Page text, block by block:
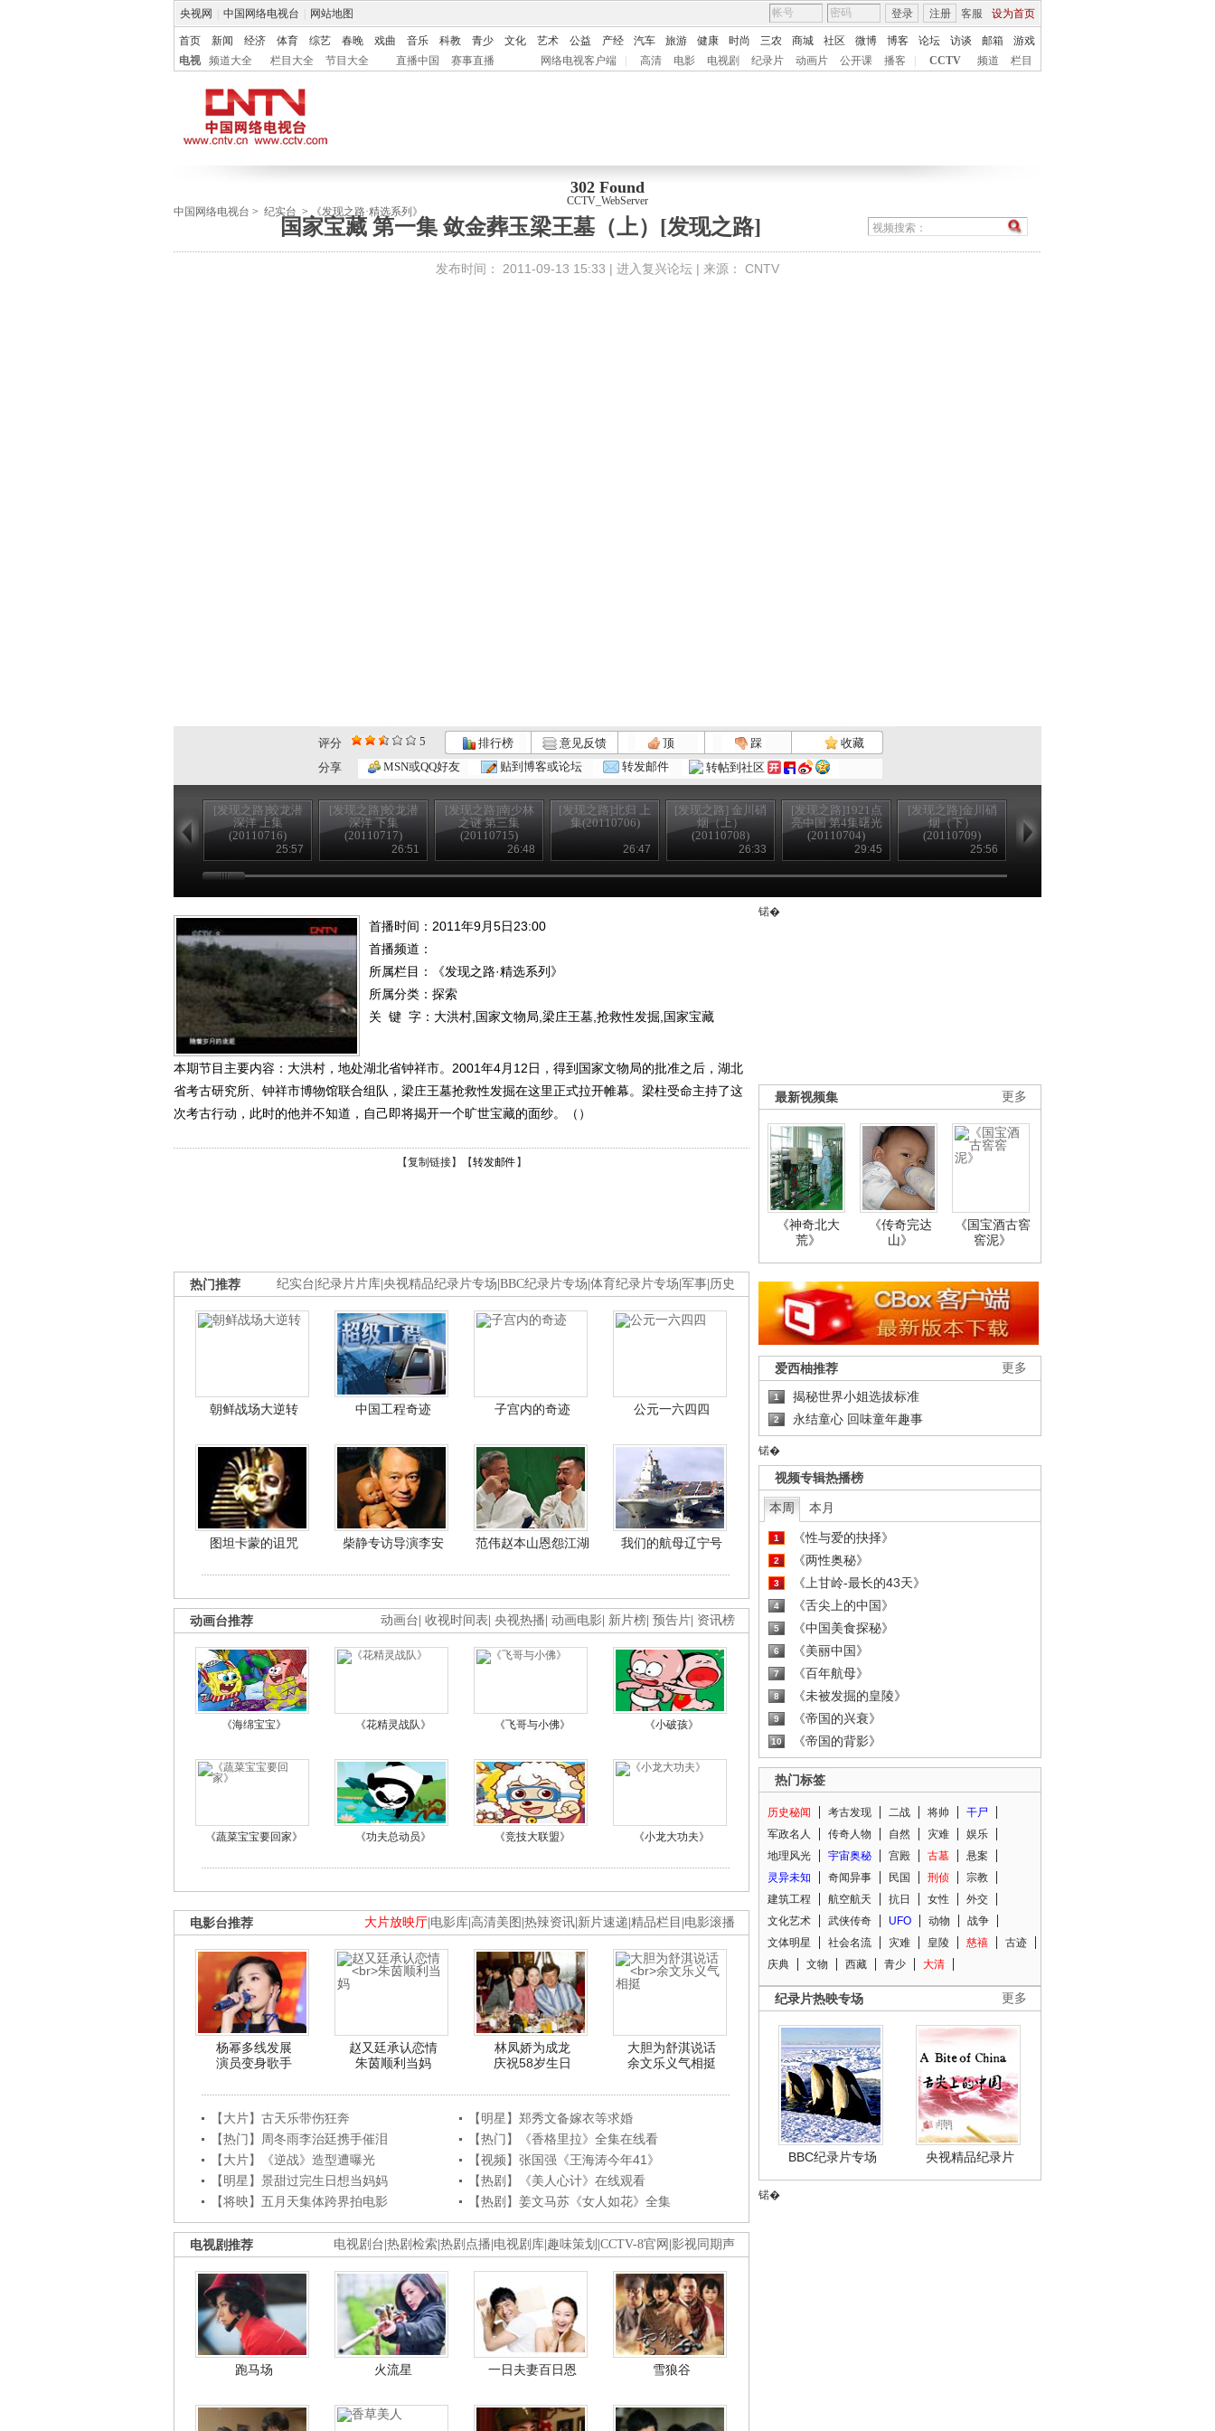
央视网 中国网络电视台 网站地图 客服 设为首页
登录 注册
首页 新闻 经济 体育 综艺 春晚 戏曲 音乐 科教 青少 文化 艺术 公益 产经 汽车 旅游 健康 时尚 三农 商城 社区 微博 博客 论坛 访谈 邮箱
游戏
电视
频道大全 栏目大全 节目大全 直播中国 赛事直播 网络电视客户端 高清 电影 电视剧 纪录片 动画片 公开课 播客 CCTV 频道 栏目
302 Found
CCTV_WebServer
中国网络电视台 > 纪实台 > 《发现之路·精选系列》
国家宝藏 第一集 敛金葬玉梁王墓（上）[发现之路]
发布时间： 2011-09-13 15:33 | 进入复兴论坛 | 来源： CNTV
评分 5 排行榜 意见反馈 顶 踩
收藏
分享
MSN或QQ好友 贴到博客或论坛 转发邮件 转帖到社区
[发现之路]蛟龙潜
深洋 上集
(20110716)
25:57
[发现之路]蛟龙潜
深洋 下集
(20110717)
26:51
[发现之路]南少林
之谜 第三集
(20110715)
26:48
[发现之路]北归 上
集(20110706)
26:47
[发现之路] 金川硝
烟（上）
(20110708)
26:33
[发现之路]1921点
亮中国 第4集曙光
(20110704)
29:45
[发现之路]金川硝
烟（下）
(20110709)
25:56
踪 上(20110711)
首播时间：2011年9月5日23:00
首播频道：
所属栏目：
《发现之路·精选系列》
所属分类：探索
关 键 字： 大洪村,国家文物局,梁庄王墓,抢救性发掘,国家宝藏
本期节目主要内容：大洪村，地处湖北省钟祥市。2001年4月12日，得到国家文物局的批准之后，湖北
省考古研究所、钟祥市博物馆联合组队，梁庄王墓抢救性发掘在这里正式拉开帷幕。梁柱受命主持了这
次考古行动，此时的他并不知道，自己即将揭开一个旷世宝藏的面纱。（）
【复制链接】【转发邮件 】
纪实台 纪录片片库 央视精品纪录片专场 BBC纪录片专场 体育纪录片专场 军事 历史
热门推荐
朝鲜战场大逆转 中国工程奇迹 子宫内的奇迹 公元一六四四
图坦卡蒙的诅咒 柴静专访导演李安 范伟赵本山恩怨江湖 我们的航母辽宁号
动画台 收视时间表 央视热播 动画电影 新片榜 预告片 资讯榜
动画台推荐
《海绵宝宝》 《花精灵战队》 《飞哥与小佛》 《小破孩》
《蔬菜宝宝要回家》 《功夫总动员》 《竞技大联盟》 《小龙大功夫》
大片放映厅 电影库 高清美图 热辣资讯 新片速递 精品栏目 电影滚播
电影台推荐
杨幂多线发展
演员变身歌手
赵又廷承认恋情
朱茵顺利当妈
林凤娇为成龙
庆祝58岁生日
大胆为舒淇说话
余文乐义气相挺
【大片】古天乐带伤狂奔
【明星】郑秀文备嫁衣等求婚
【热门】周冬雨李治廷携手催泪
【热门】《香格里拉》全集在线看
【大片】《逆战》造型遭曝光
【视频】张国强《王海涛今年41》
【明星】景甜过完生日想当妈妈
【热剧】《美人心计》在线观看
【将映】五月天集体跨界拍电影
【热剧】姜文马苏《女人如花》全集
电视剧台 热剧检索 热剧点播 电视剧库 趣味策划 CCTV-8官网 影视同期声
电视剧推荐
跑马场 火流星 一日夫妻百日恩 雪狼谷
锘�
更多
最新视频集
《神奇北大
荒》
《传奇完达
山》
《国宝酒古窖
窖泥》
更多
爱西柚推荐
1 揭秘世界小姐选拔标准
2 永结童心 回味童年趣事
锘�
视频专辑热播榜
本周 本月
1 《性与爱的抉择》
2 《两性奥秘》
3 《上甘岭-最长的43天》
4 《舌尖上的中国》
5 《中国美食探秘》
6 《美丽中国》
7 《百年航母》
8 《未被发掘的皇陵》
9 《帝国的兴衰》
10 《帝国的背影》
热门标签
历史秘闻 考古发现 二战 将帅
干尸
军政名人
传奇人物 自然 灾难
娱乐
地理风光
宇宙奥秘 宫殿 古墓
悬案
灵异未知
奇闻异事 民国 刑侦
宗教
建筑工程
航空航天 抗日 女性
外交
文化艺术
武侠传奇 UFO 动物
战争
文体明星
社会名流 灾难 皇陵 慈禧
古迹
庆典
文物 西藏 青少 大清
更多
纪录片热映专场
BBC纪录片专场 央视精品纪录片
锘�